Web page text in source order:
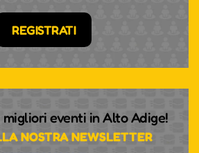
REGISTRATI
eventi in Alto Adige!
NOSTRA NEWSLETTER